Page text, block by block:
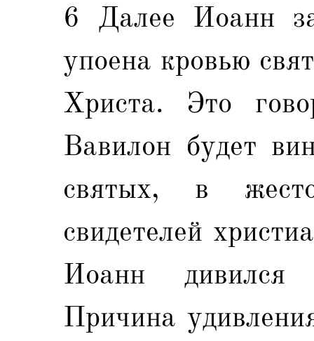
6 Далее Иоанн
упоена кровью
Христа. Это
Вавилон будет
святых, в
свидетелей
Иоанн дивился
Причина